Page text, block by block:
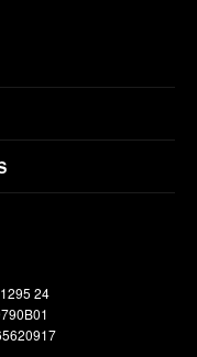
24